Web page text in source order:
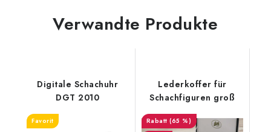
Verwandte Produkte
Digitale Schachuhr
DGT 2010
Favorit
Lederkoffer für
Schachfiguren groß
(65 %)